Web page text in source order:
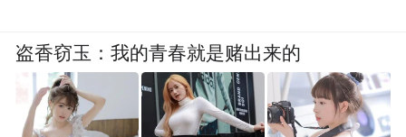
盗香窃玉：我的青春就是赌出来的